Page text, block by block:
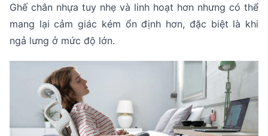
Ghế chân nhựa tuy nhẹ và linh hoạt hơn nhưng có thể
mang lại cảm giác kém ổn định hơn, đặc biệt là khi
ngả lưng ở mức độ lớn.